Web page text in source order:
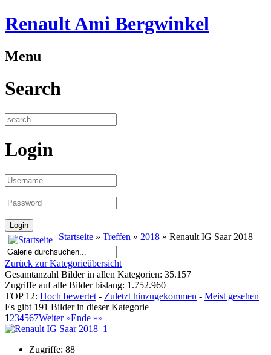
Renault Ami Bergwinkel
Menu
Search
Login
Startseite » Treffen » 2018 » Renault IG Saar 2018
Zurück zur Kategorieübersicht
Gesamtanzahl Bilder in allen Kategorien: 35.157
Zugriffe auf alle Bilder bislang: 1.752.960
TOP 12: Hoch bewertet - Zuletzt hinzugekommen - Meist gesehen
Es gibt 191 Bilder in dieser Kategorie
1234567Weiter »Ende »»
Zugriffe: 88